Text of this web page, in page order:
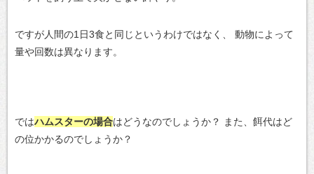
ですが人間の1日3食と同じというわけではなく、
動物によって
量や回数は異なります。
ではハムスターの場合はどうなのでしょうか？
また、餌代はど
の位かかるのでしょうか？